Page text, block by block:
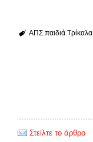
ΑΠΣ παιδιά Τρίκαλα
Στείλτε το άρθρο